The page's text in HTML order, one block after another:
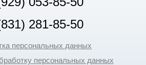
281-85-50
персональных данных
персональных данных